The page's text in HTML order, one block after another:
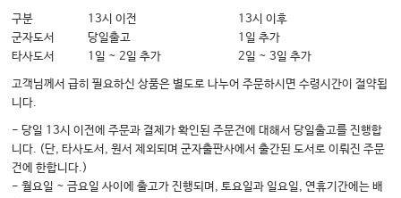
유전자형과 표현형의 연관성 Correlation of genotype and phenotype
CHAPTER 09
다빈도 다요인 질환의 복합 유전 Complex inheritance of common
multifactorial disorders
CHAPTER 10
구분 13시 이전
13시 이후
군자도서
당일출고
1일 추가
타사도서
1일 ~ 2일 추가 2일 ~ 3일 추가
고객님께서 급히 필요하신 상품은 별도로 나누어 주문하시면 수령시간이 절약됩
니다.
- 당일 13시 이전에 주문과 결제가 확인된 주문건에 대해서 당일출고를 진행합
니다. (단, 타사도서, 원서 제외되며 군자출판사에서 출간된 도서로 이뤄진 주문
건에 한합니다.)
- 월요일 ~ 금요일 사이에 출고가 진행되며, 토요일과 일요일, 연휴기간에는 배